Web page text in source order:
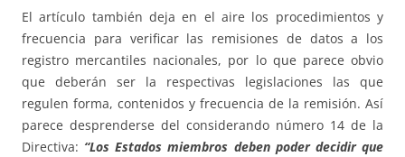
El artículo también deja en el aire los procedimientos y
frecuencia para verificar las remisiones de datos a los
registro mercantiles nacionales, por lo que parece obvio
que deberán ser la respectivas legislaciones las que
regulen forma, contenidos y frecuencia de la remisión. Así
parece desprenderse del considerando número 14 de la
Directiva: “Los Estados miembros deben poder decidir que